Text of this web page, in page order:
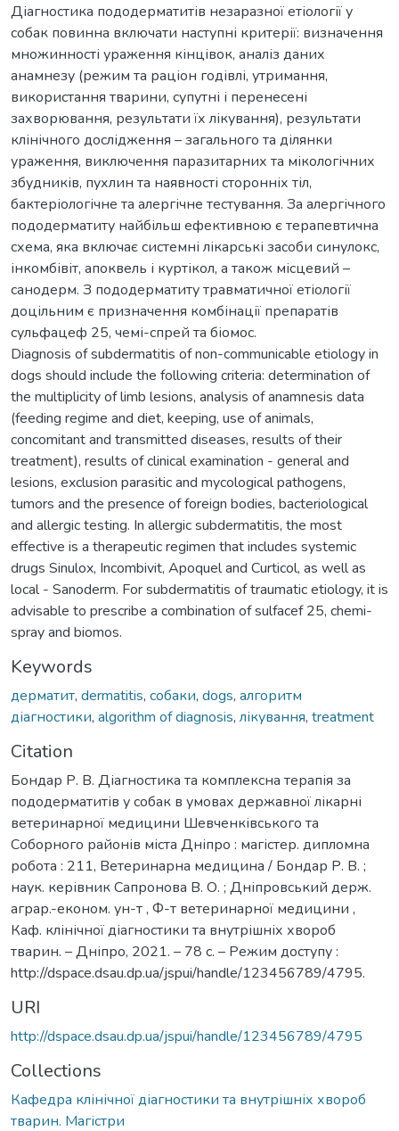
Діагностика пододерматитів незаразної етіології у
собак повинна включати наступні критерії: визначення
множинності ураження кінцівок, аналіз даних
анамнезу (режим та раціон годівлі, утримання,
використання тварини, супутні і перенесені
захворювання, результати їх лікування), результати
клінічного дослідження – загального та ділянки
ураження, виключення паразитарних та мікологічних
збудників, пухлин та наявності сторонніх тіл,
бактеріологічне та алергічне тестування. За алергічного
пододерматиту найбільш ефективною є терапевтична
схема, яка включає системні лікарські засоби синулокс,
інкомбівіт, апоквель і куртікол, а також місцевий –
санодерм. З пододерматиту травматичної етіології
доцільним є призначення комбінації препаратів
сульфацеф 25, чемі-спрей та біомос.
Diagnosis of subdermatitis of non-communicable etiology in
dogs should include the following criteria: determination of
the multiplicity of limb lesions, analysis of anamnesis data
(feeding regime and diet, keeping, use of animals,
concomitant and transmitted diseases, results of their
treatment), results of clinical examination - general and
lesions, exclusion parasitic and mycological pathogens,
tumors and the presence of foreign bodies, bacteriological
and allergic testing. In allergic subdermatitis, the most
effective is a therapeutic regimen that includes systemic
drugs Sinulox, Incombivit, Apoquel and Curticol, as well as
local - Sanoderm. For subdermatitis of traumatic etiology, it is
advisable to prescribe a combination of sulfacef 25, chemi-
spray and biomos.
Keywords
дерматит, dermatitis, собаки, dogs, алгоритм
діагностики, algorithm of diagnosis, лікування, treatment
Citation
Бондар Р. В. Діагностика та комплексна терапія за
пододерматитів у собак в умовах державної лікарні
ветеринарної медицини Шевченківського та
Соборного районів міста Дніпро : магістер. дипломна
робота : 211, Ветеринарна медицина / Бондар Р. В. ;
наук. керівник Сапронова В. О. ; Дніпровський держ.
аграр.-економ. ун-т , Ф-т ветеринарної медицини ,
Каф. клінічної діагностики та внутрішніх хвороб
тварин. – Дніпро, 2021. – 78 с. – Режим доступу :
http://dspace.dsau.dp.ua/jspui/handle/123456789/4795.
URI
http://dspace.dsau.dp.ua/jspui/handle/123456789/4795
Collections
Кафедра клінічної діагностики та внутрішніх хвороб
тварин. Магістри